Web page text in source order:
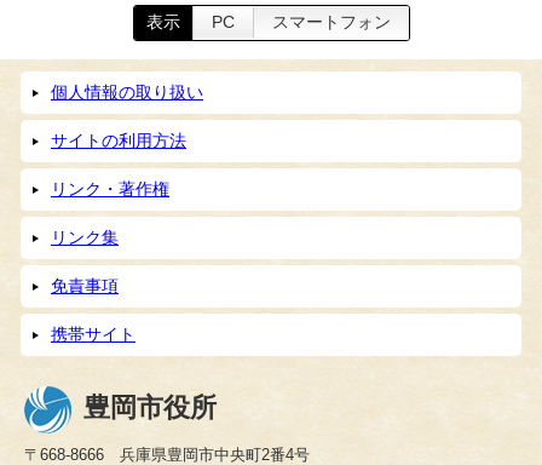
表示 PC スマートフォン
個人情報の取り扱い
サイトの利用方法
リンク・著作権
リンク集
免責事項
携帯サイト
豊岡市役所
〒668-8666 兵庫県豊岡市中央町2番4号